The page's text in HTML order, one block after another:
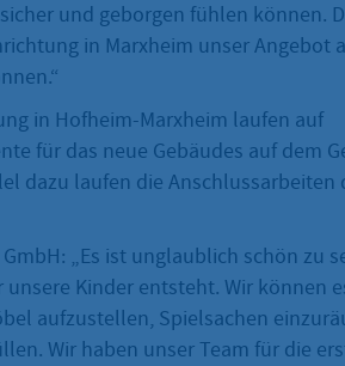
und geborgen fühlen können.
in Marxheim unser Angebot
in Hofheim-Marxheim laufen auf
für das neue Gebäudes auf dem
dazu laufen die Anschlussarbeiten
„Es ist unglaublich schön zu
Kinder entsteht. Wir können
aufzustellen, Spielsachen
Wir haben unser Team für die